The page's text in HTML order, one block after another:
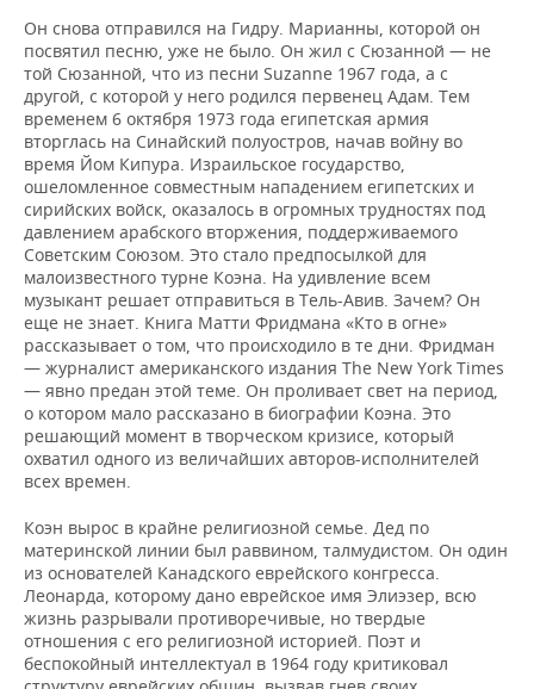
Он снова отправился на Гидру. Марианны, которой он
посвятил песню, уже не было. Он жил с Сюзанной — не
той Сюзанной, что из песни Suzanne 1967 года, а с
другой, с которой у него родился первенец Адам. Тем
временем 6 октября 1973 года египетская армия
вторглась на Синайский полуостров, начав войну во
время Йом Кипура. Израильское государство,
ошеломленное совместным нападением египетских и
сирийских войск, оказалось в огромных трудностях под
давлением арабского вторжения, поддерживаемого
Советским Союзом. Это стало предпосылкой для
малоизвестного турне Коэна. На удивление всем
музыкант решает отправиться в Тель-Авив. Зачем? Он
еще не знает. Книга Матти Фридмана «Кто в огне»
рассказывает о том, что происходило в те дни. Фридман
— журналист американского издания The New York Times
— явно предан этой теме. Он проливает свет на период,
о котором мало рассказано в биографии Коэна. Это
решающий момент в творческом кризисе, который
охватил одного из величайших авторов-исполнителей
всех времен.
Коэн вырос в крайне религиозной семье. Дед по
материнской линии был раввином, талмудистом. Он один
из основателей Канадского еврейского конгресса.
Леонарда, которому дано еврейское имя Элиэзер, всю
жизнь разрывали противоречивые, но твердые
отношения с его религиозной историей. Поэт и
беспокойный интеллектуал в 1964 году критиковал